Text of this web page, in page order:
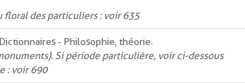
des particuliers : voir 635
- Philosophie, théorie.
Si période particulière, voir ci-dessous
: voir 690